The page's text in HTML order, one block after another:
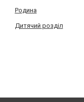
Родина
Дитячий розділ